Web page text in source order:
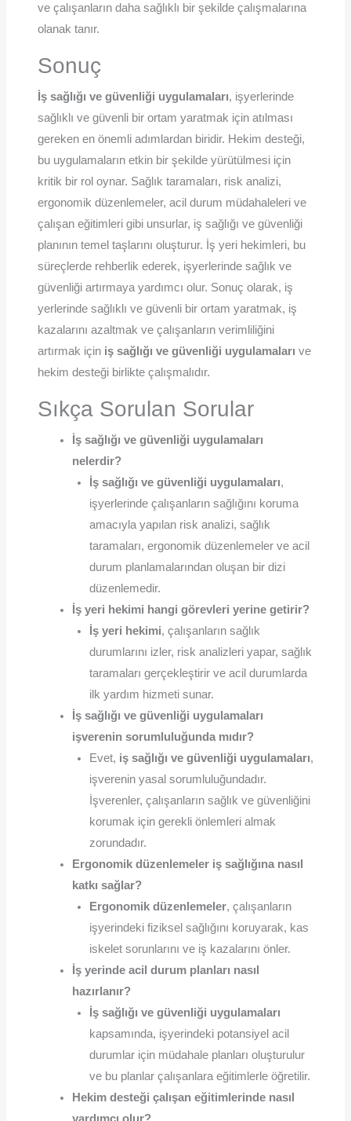
ve çalışanların daha sağlıklı bir şekilde çalışmalarına
olanak tanır.
Sonuç
İş sağlığı ve güvenliği uygulamaları, işyerlerinde
sağlıklı ve güvenli bir ortam yaratmak için atılması
gereken en önemli adımlardan biridir. Hekim desteği,
bu uygulamaların etkin bir şekilde yürütülmesi için
kritik bir rol oynar. Sağlık taramaları, risk analizi,
ergonomik düzenlemeler, acil durum müdahaleleri ve
çalışan eğitimleri gibi unsurlar, iş sağlığı ve güvenliği
planının temel taşlarını oluşturur. İş yeri hekimleri, bu
süreçlerde rehberlik ederek, işyerlerinde sağlık ve
güvenliği artırmaya yardımcı olur. Sonuç olarak, iş
yerlerinde sağlıklı ve güvenli bir ortam yaratmak, iş
kazalarını azaltmak ve çalışanların verimliliğini
artırmak için iş sağlığı ve güvenliği uygulamaları ve
hekim desteği birlikte çalışmalıdır.
Sıkça Sorulan Sorular
İş sağlığı ve güvenliği uygulamaları
nelerdir?
İş sağlığı ve güvenliği uygulamaları,
işyerlerinde çalışanların sağlığını koruma
amacıyla yapılan risk analizi, sağlık
taramaları, ergonomik düzenlemeler ve acil
durum planlamalarından oluşan bir dizi
düzenlemedir.
İş yeri hekimi hangi görevleri yerine getirir?
İş yeri hekimi, çalışanların sağlık
durumlarını izler, risk analizleri yapar, sağlık
taramaları gerçekleştirir ve acil durumlarda
ilk yardım hizmeti sunar.
İş sağlığı ve güvenliği uygulamaları
işverenin sorumluluğunda mıdır?
Evet, iş sağlığı ve güvenliği uygulamaları,
işverenin yasal sorumluluğundadır.
İşverenler, çalışanların sağlık ve güvenliğini
korumak için gerekli önlemleri almak
zorundadır.
Ergonomik düzenlemeler iş sağlığına nasıl
katkı sağlar?
Ergonomik düzenlemeler, çalışanların
işyerindeki fiziksel sağlığını koruyarak, kas
iskelet sorunlarını ve iş kazalarını önler.
İş yerinde acil durum planları nasıl
hazırlanır?
İş sağlığı ve güvenliği uygulamaları
kapsamında, işyerindeki potansiyel acil
durumlar için müdahale planları oluşturulur
ve bu planlar çalışanlara eğitimlerle öğretilir.
Hekim desteği çalışan eğitimlerinde nasıl